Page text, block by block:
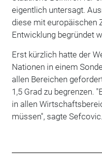
eigentlich untersagt.
diese mit europäischen
Entwicklung begründet
Erst kürzlich hatte der
Nationen in einem
allen Bereichen
1,5 Grad zu begrenzen.
in allen
müssen", sagte